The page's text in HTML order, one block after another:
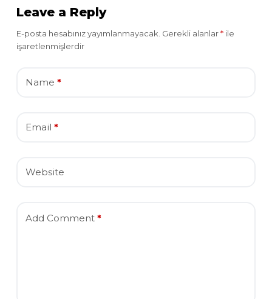
Leave a Reply
E-posta hesabınız yayımlanmayacak. Gerekli alanlar*ile
işaretlenmişlerdir
Name *
Email *
Website
Add Comment*